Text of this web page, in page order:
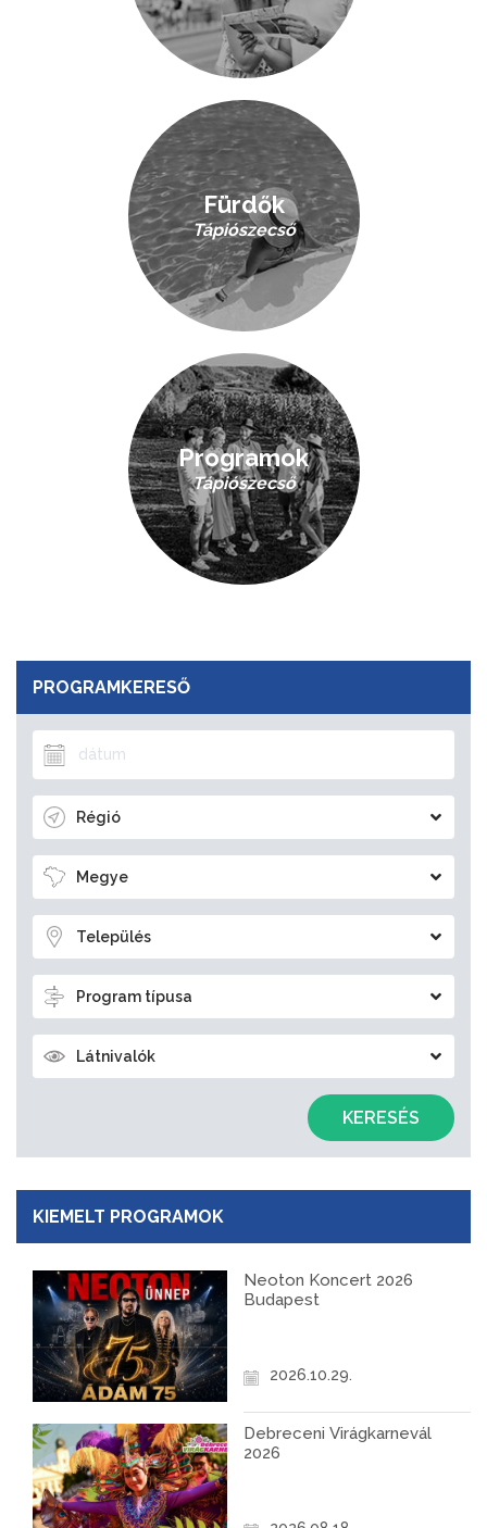
PROGRAMKERESŐ
Régió
Megye
Település
Program típusa
Látnivalók
KERESÉS
KIEMELT PROGRAMOK
Neoton Koncert 2026
Budapest
2026.10.29.
Debreceni Virágkarnevál
2026
Fürdők
Tápiószecső
Programok
Tápiószecső